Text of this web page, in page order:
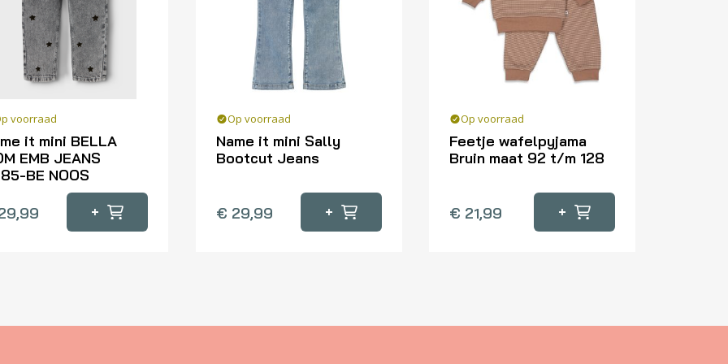
voorraad
it mini BELLA
EMB JEANS
BE NOOS
+
Op voorraad
Name it mini Sally
Bootcut Jeans
€ 29,99 +
product
kan
Op voorraad
Feetje wafelpyjama
Bruin maat 92 t/m 128
€ 21,99 +
product
heeft
kan